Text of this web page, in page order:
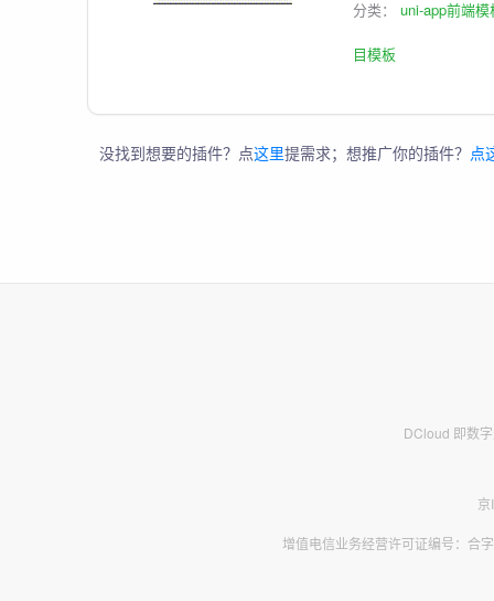
分类：uni-app前端模
目模板
没找到想要的插件？点这里提需求；想推广你的插件？ 点
DCloud 即数
增值电信业务经营许可证编号：合